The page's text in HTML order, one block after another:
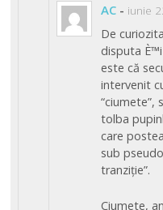
AC - iunie
De
disputa
este că
intervenit
“ciumete”,
tolba
care
sub
tranziție”.
Ciumete,